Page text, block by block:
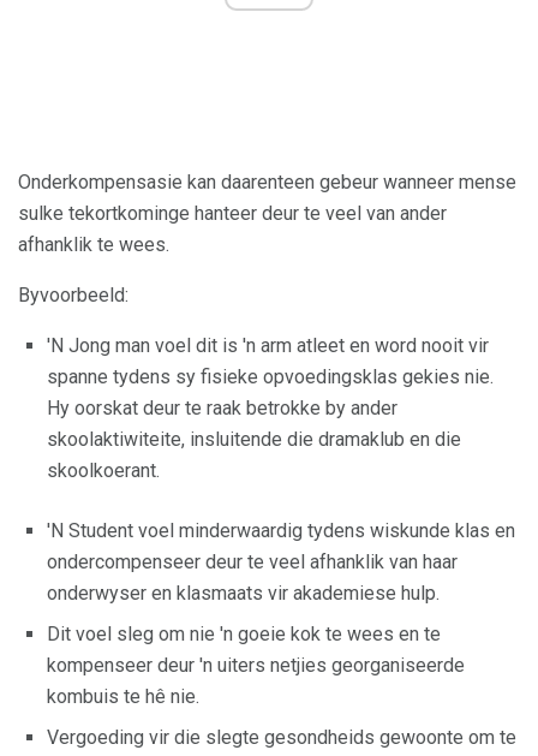
Onderkompensasie kan daarenteen gebeur wanneer mense
sulke tekortkominge hanteer deur te veel van ander
afhanklik te wees.
Byvoorbeeld:
'N Jong man voel dit is 'n arm atleet en word nooit vir
spanne tydens sy fisieke opvoedingsklas gekies nie.
Hy oorskat deur te raak betrokke by ander
skoolaktiwiteite, insluitende die dramaklub en die
skoolkoerant.
'N Student voel minderwaardig tydens wiskunde klas en
ondercompenseer deur te veel afhanklik van haar
onderwyser en klasmaats vir akademiese hulp.
Dit voel sleg om nie 'n goeie kok te wees en te
kompenseer deur 'n uiters netjies georganiseerde
kombuis te hê nie.
Vergoeding vir die slegte gesondheids gewoonte om te